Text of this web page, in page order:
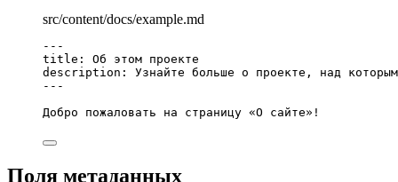
src/content/docs/example.md
---
title : Об этом проекте
description : Узнайте больше о проекте, над
---
Добро пожаловать на страницу «О сайте»!
Поля метаданных